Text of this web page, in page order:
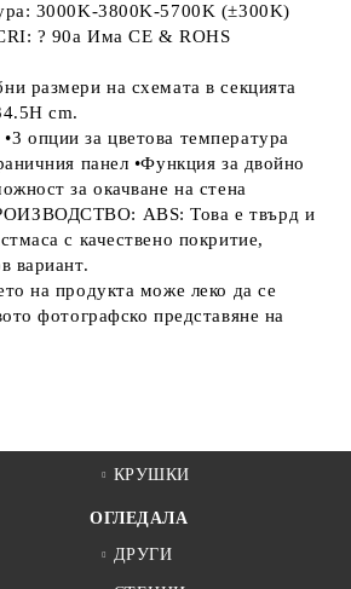
3000K-3800K-5700K (±300K)
? 90a Има CE & ROHS
размери на схемата в секцията
cm.
опции за цветова температура
панел •Функция за двойно
за окачване на стена
ABS: Това е твърд и
с качествено покритие,
вариант.
на продукта може леко да се
фотографско представяне на
КРУШКИ
ОГЛЕДАЛА
ДРУГИ